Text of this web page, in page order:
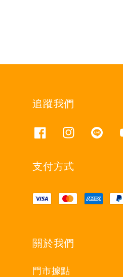
追蹤我們
支付方式
關於我們
門市據點